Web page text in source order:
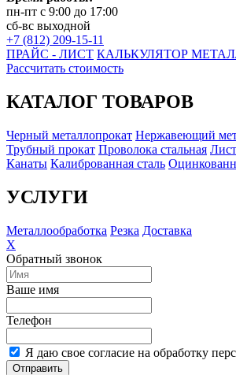
пн-пт с 9:00 до 17:00
сб-вс выходной
+7 (812) 209-15-11
ПРАЙС - ЛИСТ КАЛЬКУЛЯТОР
Рассчитать стоимость
КАТАЛОГ ТОВАРОВ
Черный металлопрокат Нержавеющий
Трубный прокат Проволока стальная
Канаты Калиброванная сталь
УСЛУГИ
Металлообработка Резка Доставка
X
Обратный звонок
Ваше имя
Телефон
Я даю свое согласие на обработку
Отправить